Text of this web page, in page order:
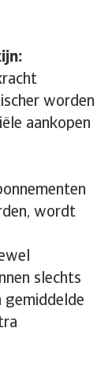
worden
aankopen
wordt
slechts
gemiddelde